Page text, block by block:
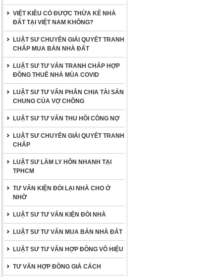
VIỆT KIỀU CÓ ĐƯỢC THỪA KẾ NHÀ
ĐẤT TẠI VIỆT NAM KHÔNG?
LUẬT SƯ CHUYÊN GIẢI QUYẾT TRANH
CHẤP MUA BÁN NHÀ ĐẤT
LUẬT SƯ TƯ VẤN TRANH CHẤP HỢP
ĐỒNG THUÊ NHÀ MÙA COVID
LUẬT SƯ TƯ VẤN PHÂN CHIA TÀI SẢN
CHUNG CỦA VỢ CHỒNG
LUẬT SƯ TƯ VẤN THU HỒI CÔNG NỢ
LUẬT SƯ CHUYÊN GIẢI QUYẾT TRANH
CHẤP
LUẬT SƯ LÀM LY HÔN NHANH TẠI
TPHCM
TƯ VẤN KIỆN ĐÒI LẠI NHÀ CHO Ở
NHỜ
LUẬT SƯ TƯ VẤN KIỆN ĐÒI NHÀ
LUẬT SƯ TƯ VẤN MUA BÁN NHÀ ĐẤT
LUẬT SƯ TƯ VẤN HỢP ĐỒNG VÔ HIỆU
TƯ VẤN HỢP ĐỒNG GIẢ CÁCH